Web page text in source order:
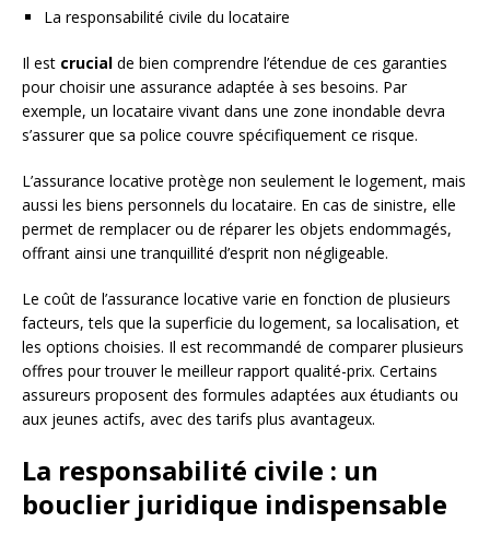
La responsabilité civile du locataire
Il est crucial de bien comprendre l’étendue de ces garanties
pour choisir une assurance adaptée à ses besoins. Par
exemple, un locataire vivant dans une zone inondable devra
s’assurer que sa police couvre spécifiquement ce risque.
L’assurance locative protège non seulement le logement, mais
aussi les biens personnels du locataire. En cas de sinistre, elle
permet de remplacer ou de réparer les objets endommagés,
offrant ainsi une tranquillité d’esprit non négligeable.
Le coût de l’assurance locative varie en fonction de plusieurs
facteurs, tels que la superficie du logement, sa localisation, et
les options choisies. Il est recommandé de comparer plusieurs
offres pour trouver le meilleur rapport qualité-prix. Certains
assureurs proposent des formules adaptées aux étudiants ou
aux jeunes actifs, avec des tarifs plus avantageux.
La responsabilité civile : un
bouclier juridique indispensable